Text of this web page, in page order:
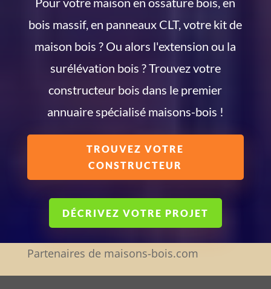
bois massif, en panneaux CLT, votre kit de
maison bois ? Ou alors l'extension ou la
surélévation bois ? Trouvez votre
constructeur bois dans le premier
annuaire spécialisé maisons-bois !
TROUVEZ VOTRE
CONSTRUCTEUR
DÉCRIVEZ VOTRE PROJET
Partenaires de maisons-bois.com